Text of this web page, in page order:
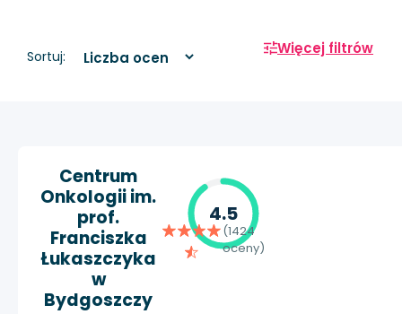
Sortuj: Więcej filtrów
Centrum
Onkologii im.
prof.
Franciszka
Łukaszczyka
w
Bydgoszczy
4.5
(1424
oceny)